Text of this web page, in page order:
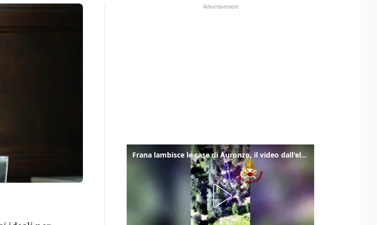
Frana lambisce le case di Auronzo, il video dall'elicottero dei vigili del fuoco